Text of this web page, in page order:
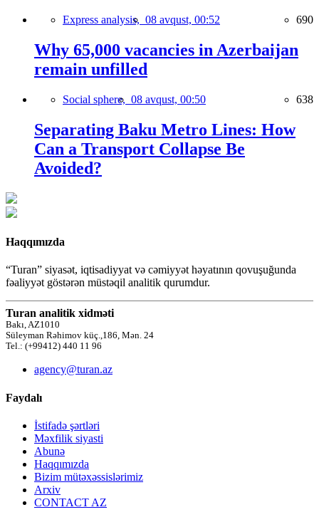
Express analysis, 08 avqust, 00:52 690
Why 65,000 vacancies in Azerbaijan
remain unfilled
Social sphere, 08 avqust, 00:50 638
Separating Baku Metro Lines: How
Can a Transport Collapse Be
Avoided?
Haqqımızda
“Turan” siyasət, iqtisadiyyat və cəmiyyət həyatının qovuşuğunda
fəaliyyət göstərən müstəqil analitik qurumdur.
Turan analitik xidməti
Bakı, AZ1010
Süleyman Rəhimov küç.,186, Mən. 24
Tel.: (+99412) 440 11 96
agency@turan.az
Faydalı
İstifadə şərtləri
Məxfilik siyasti
Abunə
Haqqımızda
Bizim mütəxəssislərimiz
Arxiv
CONTACT AZ